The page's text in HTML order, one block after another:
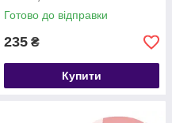
Готово до відправки
235 ₴
Купити